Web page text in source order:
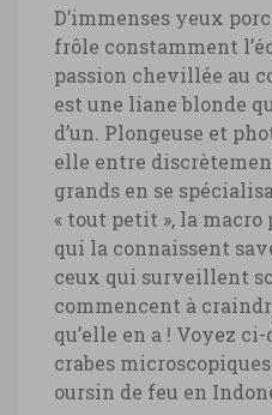
D’immenses yeux
frôle constamment
passion chevillée au
est une liane blonde
d’un. Plongeuse et
elle entre
grands en se
« tout petit », la macro
qui la connaissent
ceux qui surveillent
commencent à
qu’elle en a ! Voyez
crabes
oursin de feu en